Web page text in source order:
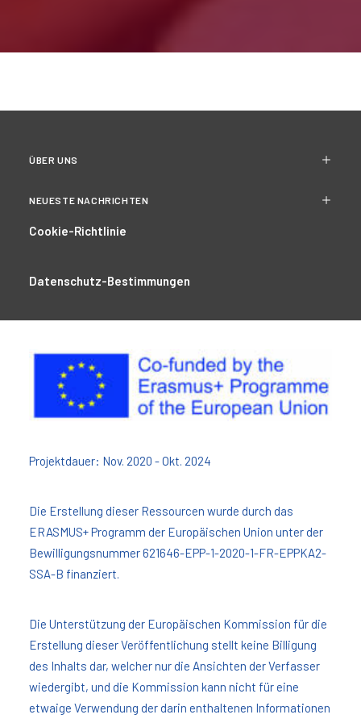
ÜBER UNS
NEUESTE NACHRICHTEN
Cookie-Richtlinie
Datenschutz-Bestimmungen
Projektdauer: Nov. 2020 - Okt. 2024
Die Erstellung dieser Ressourcen wurde durch das
ERASMUS+ Programm der Europäischen Union unter der
Bewilligungsnummer 621646-EPP-1-2020-1-FR-EPPKA2-
SSA-B finanziert.
Die Unterstützung der Europäischen Kommission für die
Erstellung dieser Veröffentlichung stellt keine Billigung
des Inhalts dar, welcher nur die Ansichten der Verfasser
wiedergibt, und die Kommission kann nicht für eine
etwaige Verwendung der darin enthaltenen Informationen